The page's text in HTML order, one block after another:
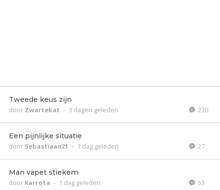
Tweede keus zijn
door Zwartekat - 3 dagen geleden 230
Een pijnlijke situatie
door Sebastiaan21 - 1 dag geleden 27
Man vapet stiekem
door Karrota - 1 dag geleden 53